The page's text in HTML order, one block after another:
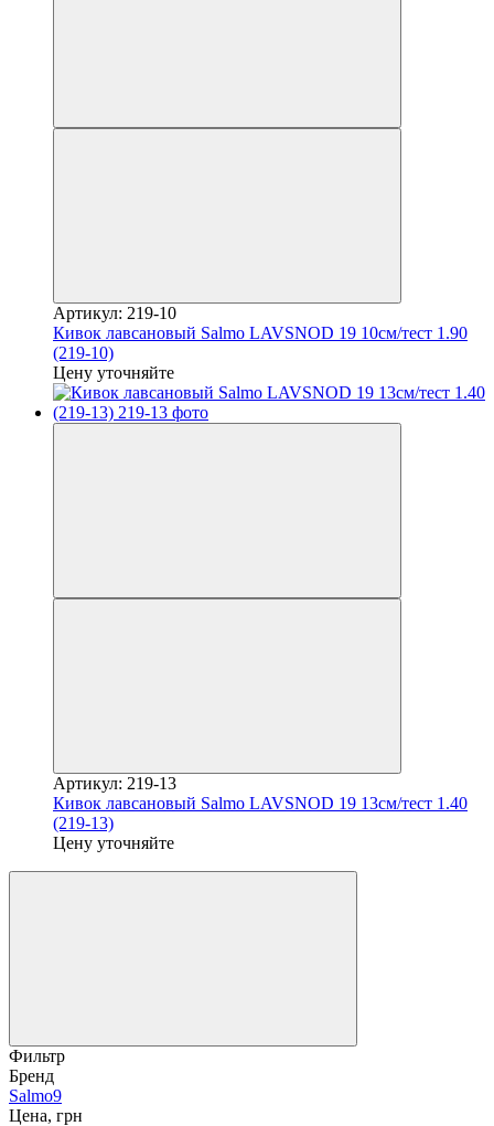
Артикул: 219-10
Кивок лавсановый Salmo LAVSNOD 19 10см/тест 1.90
(219-10)
Цену уточняйте
Артикул: 219-13
Кивок лавсановый Salmo LAVSNOD 19 13см/тест 1.40
(219-13)
Цену уточняйте
Фильтр
Бренд
Salmo9
Цена, грн